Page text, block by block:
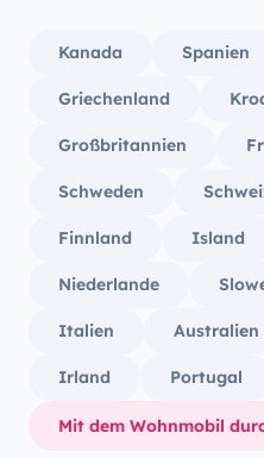
Kanada Spanien
Griechenland
Großbritannien
Schweden
Finnland Island
Niederlande
Italien Australien
Irland Portugal
Mit dem Wohnmobil